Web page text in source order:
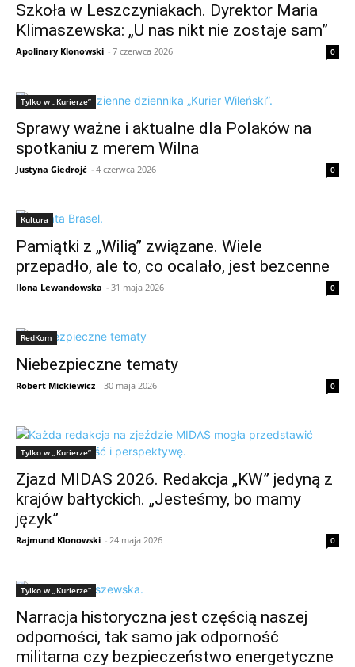
Szkoła w Leszczyniakach. Dyrektor Maria
Klimaszewska: „U nas nikt nie zostaje sam”
Apolinary Klonowski - 7 czerwca 2026 0
Tylko w „Kurierze”
Sprawy ważne i aktualne dla Polaków na
spotkaniu z merem Wilna
Justyna Giedrojć - 4 czerwca 2026 0
Kultura
Pamiątki z „Wilią” związane. Wiele
przepadło, ale to, co ocalało, jest bezcenne
Ilona Lewandowska - 31 maja 2026 0
RedKom
Niebezpieczne tematy
Robert Mickiewicz - 30 maja 2026 0
Tylko w „Kurierze”
Zjazd MIDAS 2026. Redakcja „KW” jedyną z
krajów bałtyckich. „Jesteśmy, bo mamy
język”
Rajmund Klonowski - 24 maja 2026 0
Tylko w „Kurierze”
Narracja historyczna jest częścią naszej
odporności, tak samo jak odporność
militarna czy bezpieczeństwo energetyczne